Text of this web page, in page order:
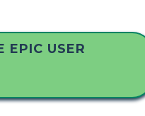
EPIC USER